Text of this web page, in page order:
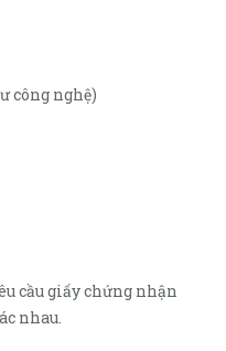
công nghệ)
cầu giấy chứng nhận
nhau.